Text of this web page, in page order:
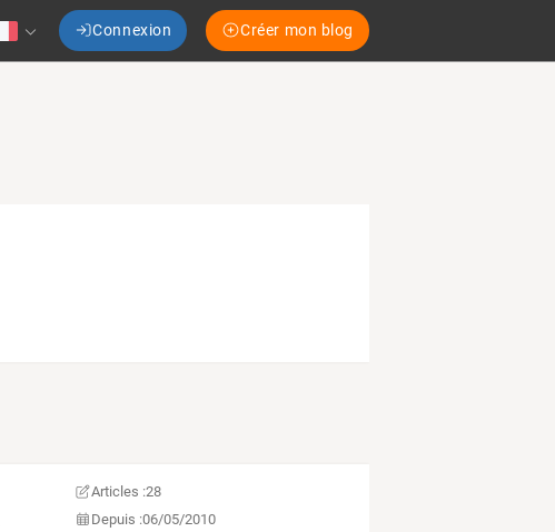
Connexion Créer mon blog
Articles :28
Depuis :06/05/2010